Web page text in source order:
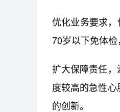
优化业务要求
70岁以下免体检
扩大保障责任，
度较高的急性
的创新。